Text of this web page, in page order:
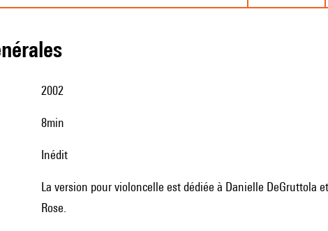
2002
8min
Inédit
la version pour violoncelle est dédiée à Danielle DeGruttola et la version pour alto est dédiée à Ellen Ruth
Rose.